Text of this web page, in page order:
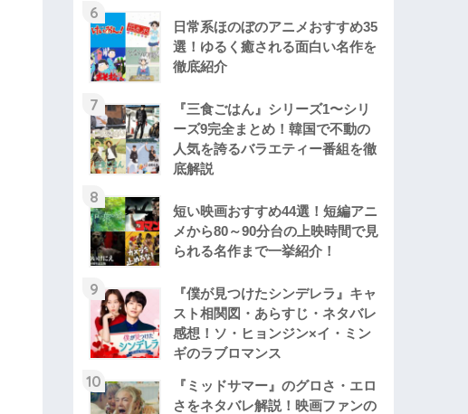
6
日常系ほのぼのアニメおすすめ35
選！ゆるく癒される面白い名作を
徹底紹介
7
『三食ごはん』シリーズ1〜シリ
ーズ9完全まとめ！韓国で不動の
人気を誇るバラエティー番組を徹
底解説
8
短い映画おすすめ44選！短編アニ
メから80～90分台の上映時間で見
られる名作まで一挙紹介！
9
『僕が見つけたシンデレラ』キャ
スト相関図・あらすじ・ネタバレ
感想！ソ・ヒョンジン×イ・ミン
ギのラブロマンス
10
『ミッドサマー』のグロさ・エロ
さをネタバレ解説！映画ファンの